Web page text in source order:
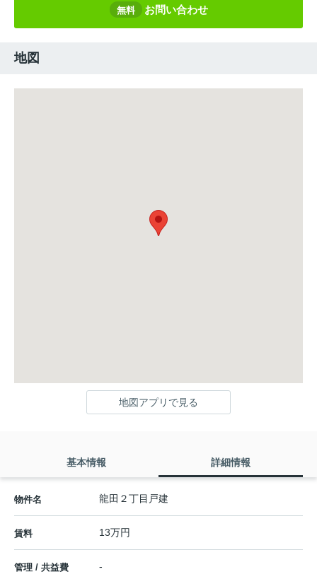
無料 お問い合わせ
地図
地図アプリで見る
基本情報 詳細情報
物件名 龍田２丁目戸建
賃料 13万円
管理 / 共益費 -